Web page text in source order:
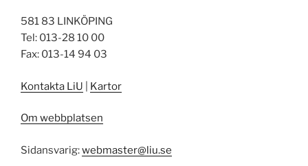
581 83 LINKÖPING
Tel: 013-28 10 00
Fax: 013-14 94 03
Kontakta LiU Kartor
Om webbplatsen
Sidansvarig:webmaster@liu.se